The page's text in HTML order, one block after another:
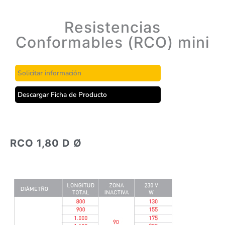
Resistencias
Conformables (RCO) mini
Solicitar información
Descargar Ficha de Producto
RCO 1,80 D Ø